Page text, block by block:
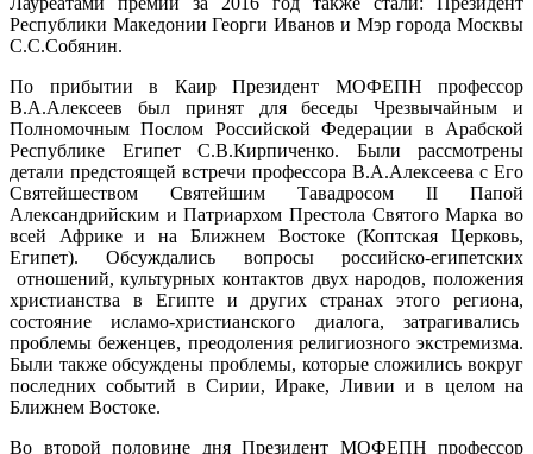
Республики Македонии Георги Иванов и Мэр города Москвы
С.С.Собянин.
По прибытии в Каир Президент МОФЕПН профессор
В.А.Алексеев был принят для беседы Чрезвычайным и
Полномочным Послом Российской Федерации в Арабской
Республике Египет С.В.Кирпиченко. Были рассмотрены
детали предстоящей встречи профессора В.А.Алексеева с Его
Святейшеством Святейшим Тавадросом II Папой
Александрийским и Патриархом Престола Святого Марка во
всей Африке и на Ближнем Востоке (Коптская Церковь,
Египет). Обсуждались вопросы российско-египетских
отношений, культурных контактов двух народов, положения
христианства в Египте и других странах этого региона,
состояние исламо-христианского диалога, затрагивались
проблемы беженцев, преодоления религиозного экстремизма.
Были также обсуждены проблемы, которые сложились вокруг
последних событий в Сирии, Ираке, Ливии и в целом на
Ближнем Востоке.
Во второй половине дня Президент МОФЕПН профессор